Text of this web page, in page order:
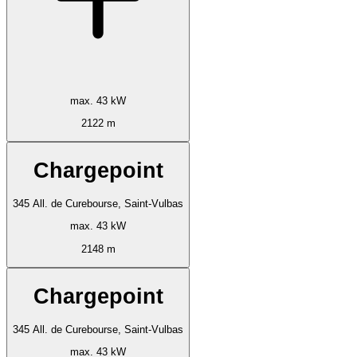
max. 43 kW
2122 m
Chargepoint
345 All. de Curebourse, Saint-Vulbas
max. 43 kW
2148 m
Chargepoint
345 All. de Curebourse, Saint-Vulbas
max. 43 kW